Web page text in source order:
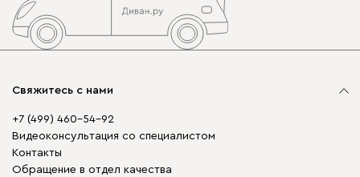
Свяжитесь с нами
+7 (499) 460-54-92
Видеоконсультация со специалистом
Контакты
Обращение в отдел качества